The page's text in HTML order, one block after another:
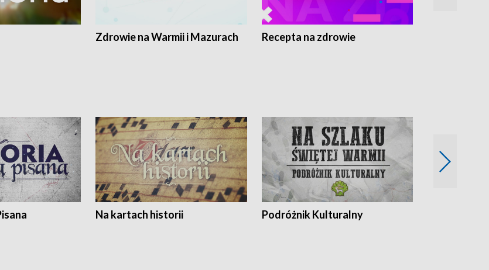
Zdrowie na Warmii i Mazurach Recepta na zdrowie
Na kartach historii Podróżnik Kulturalny